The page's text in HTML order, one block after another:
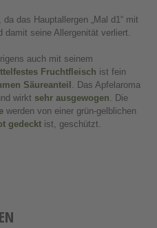
das Hauptallergen „Mal d1“ mit
damit seine Allergenität verliert.
auch mit seinem
Fruchtfleisch ist fein
Säureanteil. Das Apfelaroma
wirkt sehr ausgewogen. Die
werden von einer grün-gelblichen
gedeckt ist, geschützt.